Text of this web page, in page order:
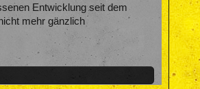
Entwicklung seit dem
mehr gänzlich